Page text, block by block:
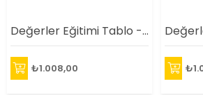
Değerler Eğitimi Tablo - Doğruluk 3
₺1.008,00